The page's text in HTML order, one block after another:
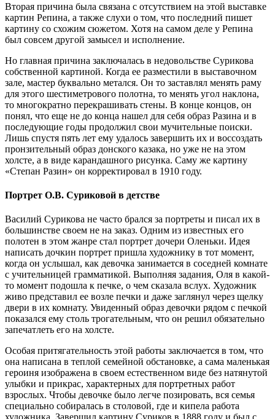
Вторая причина была связана с отсутствием на этой выставке
картин Репина, а также слухи о том, что последний пишет
картину со схожим сюжетом. Хотя на самом деле у Репина
был совсем другой замысел и исполнение.
Но главная причина заключалась в недовольстве Сурикова
собственной картиной. Когда ее разместили в выставочном
зале, мастер буквально метался. Он то заставлял менять раму
для этого шестиметрового полотна, то менять угол наклона,
то многократно перекрашивать стены. В конце концов, он
понял, что еще не до конца нашел для себя образ Разина и в
последующие годы продолжил свои мучительные поиски.
Лишь спустя пять лет ему удалось завершить их и воссоздать
пронзительный образ донского казака, но уже не на этом
холсте, а в виде карандашного рисунка. Саму же картину
«Степан Разин» он корректировал в 1910 году.
Портрет О.В. Суриковой в детстве
Василий Сурикова не часто брался за портреты и писал их в
большинстве своем не на заказ. Одним из известных его
полотен в этом жанре стал портрет дочери Оленьки. Идея
написать дочкин портрет пришла художнику в тот момент,
когда он услышал, как девочка занимается в соседней комнате
с учительницей грамматикой. Выполняя задания, Оля в какой-
то момент подошла к печке, о чем сказала вслух. Художник
живо представил ее возле печки и даже заглянул через щелку
двери в их комнату. Увиденный образ девочки рядом с печкой
показался ему столь трогательным, что он решил обязательно
запечатлеть его на холсте.
Особая притягательность этой работы заключается в том, что
она написана в теплой семейной обстановке, а сама маленькая
героиня изображена в своем естественном виде без натянутой
улыбки и прикрас, характерных для портретных работ
взрослых. Чтобы девочке было легче позировать, вся семья
специально собиралась в столовой, где и кипела работа
художника. Завершил картину Суриков в 1888 году и был с